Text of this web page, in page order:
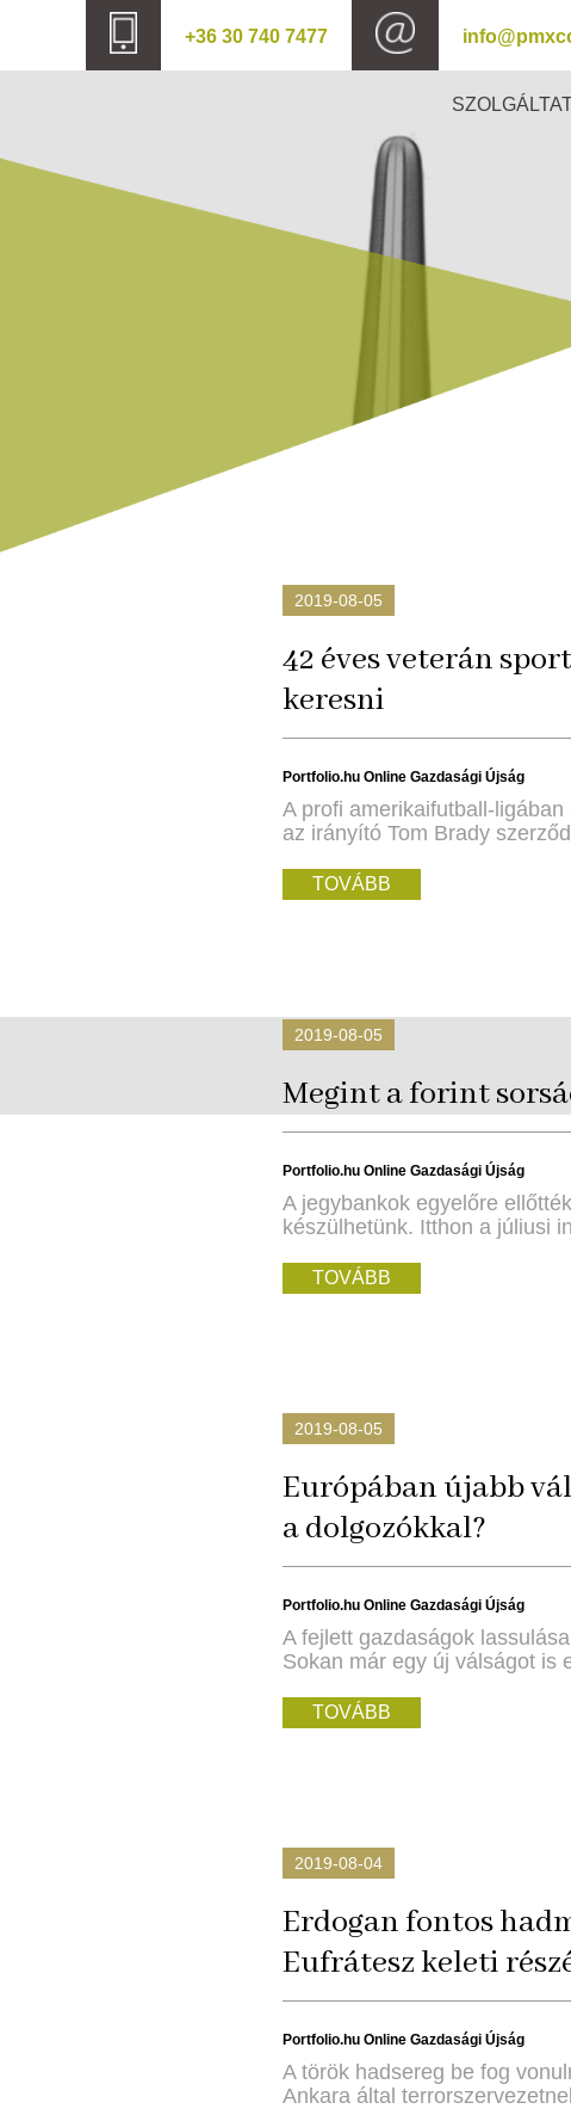
+36 30 740 7477
2019-08-05
42 éves veterán
keresni
Portfolio.hu Online Gazdasági Újság
A profi amerikaifutball-
az irányító Tom Brady
TOVÁBB
2019-08-05
Megint a forint
Portfolio.hu Online Gazdasági Újság
A jegybankok egyelőre
készülhetünk. Itthon a júliusi
TOVÁBB
2019-08-05
Európában újabb
a dolgozókkal?
Portfolio.hu Online Gazdasági Újság
A fejlett gazdaságok
Sokan már egy új válságot is
TOVÁBB
2019-08-04
Erdogan fontos
Eufrátesz keleti
Portfolio.hu Online Gazdasági Újság
A török hadsereg be fog
Ankara által